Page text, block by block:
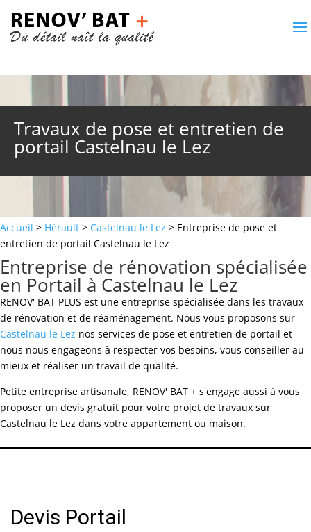
Travaux de pose et entretien de
portail Castelnau le Lez
Accueil > Hérault > Castelnau le Lez > Entreprise de pose et
entretien de portail Castelnau le Lez
Entreprise de rénovation spécialisée
en Portail à Castelnau le Lez
RENOV' BAT PLUS est une entreprise spécialisée dans les travaux
de rénovation et de réaménagement. Nous vous proposons sur
Castelnau le Lez nos services de pose et entretien de portail et
nous nous engageons à respecter vos besoins, vous conseiller au
mieux et réaliser un travail de qualité.
Petite entreprise artisanale, RENOV' BAT + s'engage aussi à vous
proposer un devis gratuit pour votre projet de travaux sur
Castelnau le Lez dans votre appartement ou maison.
Devis Portail